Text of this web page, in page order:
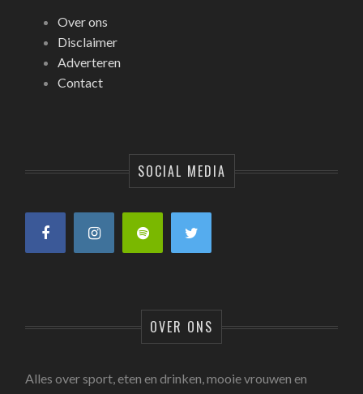
Over ons
Disclaimer
Adverteren
Contact
SOCIAL MEDIA
OVER ONS
Alles over sport, eten en drinken, mooie vrouwen en